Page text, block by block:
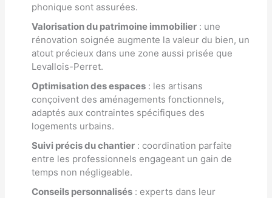
phonique sont assurées.
Valorisation du patrimoine immobilier : une
rénovation soignée augmente la valeur du bien, un
atout précieux dans une zone aussi prisée que
Levallois-Perret.
Optimisation des espaces : les artisans
conçoivent des aménagements fonctionnels,
adaptés aux contraintes spécifiques des
logements urbains.
Suivi précis du chantier : coordination parfaite
entre les professionnels engageant un gain de
temps non négligeable.
Conseils personnalisés : experts dans leur